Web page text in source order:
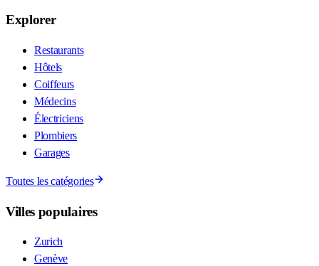
Explorer
Restaurants
Hôtels
Coiffeurs
Médecins
Électriciens
Plombiers
Garages
Toutes les catégories
Villes populaires
Zurich
Genève